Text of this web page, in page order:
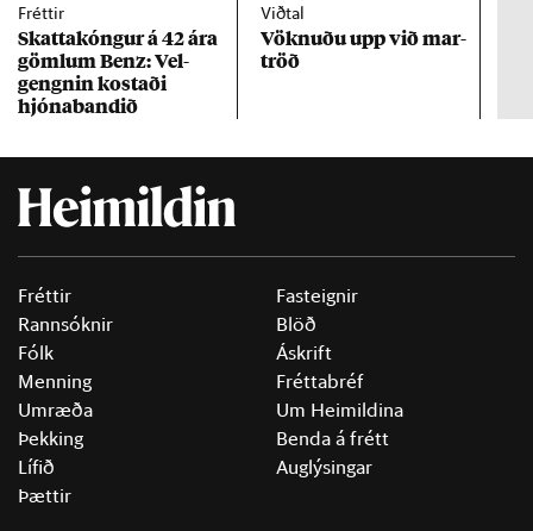
Fréttir
Skattakóng­ur á 42 ára
göml­um Benz: Vel­
gengn­in kostaði
hjóna­band­ið
Viðtal
Vökn­uðu upp við mar­
tröð
Fréttir
Rannsóknir
Fólk
Menning
Umræða
Þekking
Lífið
Þættir
Fasteignir
Blöð
Áskrift
Fréttabréf
Um Heimildina
Benda á frétt
Auglýsingar